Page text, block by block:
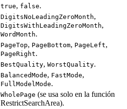
true, false.
DigitsNoLeadingZeroMonth,
DigitsWithLeadingZeroMonth,
WordMonth.
PageTop, PageBottom, PageLeft,
PageRight.
BestQuality, WorstQuality.
BalancedMode, FastMode,
FullModelMode.
WholePage (se usa solo en la función
RestrictSearchArea).